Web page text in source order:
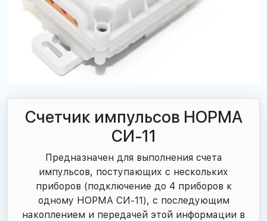
Счетчик импульсов НОРМА
СИ-11
Предназначен для выполнения счета
импульсов, поступающих с нескольких
приборов (подключение до 4 приборов к
одному НОРМА СИ-11), с последующим
накоплением и передачей этой информации в